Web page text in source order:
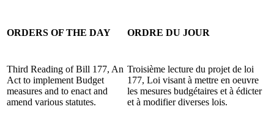
ORDERS OF THE DAY ORDRE DU JOUR
Third Reading of Bill 177, An
Act to implement Budget
measures and to enact and
amend various statutes.
Troisième lecture du projet de loi
177, Loi visant à mettre en oeuvre
les mesures budgétaires et à édicter
et à modifier diverses lois.